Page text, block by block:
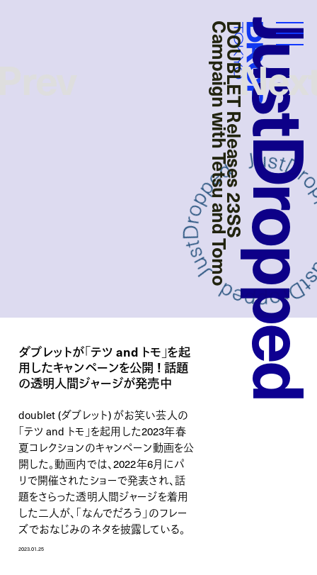
Droptokyo
DOUBLET Releases 23SS
Campaign with Tetsu and Tomo
ダブレットが「テツ and トモ」を起
用したキャンペーンを公開 ! 話題
の透明人間ジャージが発売中
doublet (ダブレット) がお笑い芸人の
「テツ and トモ」を起用した2023年春
夏コレクションのキャンペーン動画を公
開した。動画内では、2022年6月にパ
リで開催されたショーで発表され、話
題をさらった透明人間ジャージを着用
した二人が、「なんでだろう」のフレー
ズでおなじみのネタを披露している。
2023.01.25